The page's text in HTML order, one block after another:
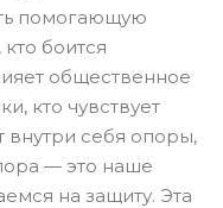
помогающую
боится
общественное
кто чувствует
внутри себя опоры,
— это наше
на защиту. Эта